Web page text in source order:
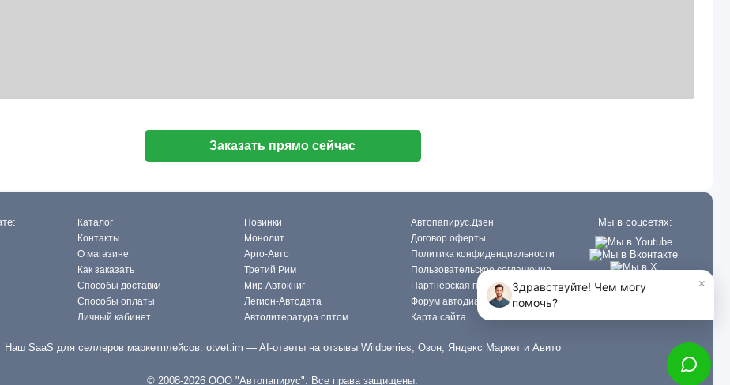
Заказать прямо сейчас
Каталог
Контакты
О магазине
Как заказать
Способы доставки
Способы оплаты
Личный кабинет
Новинки
Монолит
Арго-Авто
Третий Рим
Мир Автокниг
Легион-Автодата
Автолитература оптом
Автопапирус.Дзен
Договор оферты
Политика конфиденциальности
Пользовательское соглашение
Партнёрская программа
Форум автодиагностов
Карта сайта
Мы в соцсетях:
Наш SaaS для селлеров маркетплейсов: otvet.im — AI-ответы на отзывы Wildberries, Озон, Яндекс Маркет и Авито
© 2008-2026 ООО "Автопапирус". Все права защищены.